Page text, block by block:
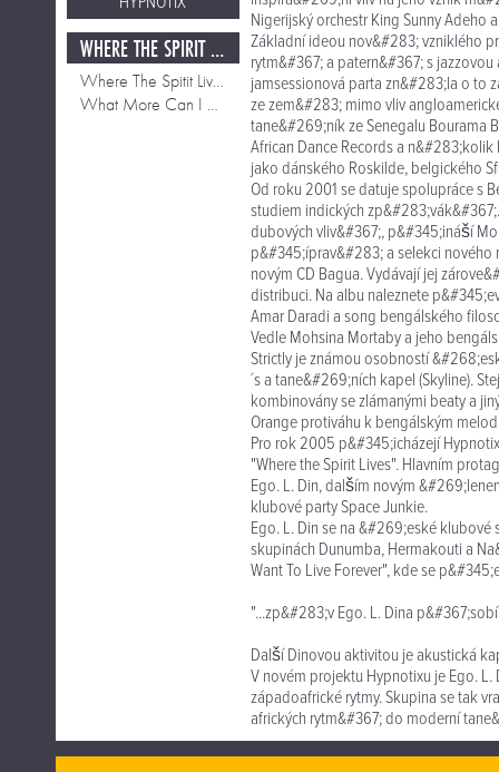
WHERE THE SPIRIT LIVES
Where The Spitit Lives
What More Can I Say
Nigerijský orchestr King Sunny Adeho
Základní ideou nov&#283; vzniklého
rytm&#367; a patern&#367; s
jamsessionová parta zn&#283;la o to
ze zem&#283; mimo vliv
tane&#269;ník ze Senegalu Bourama
African Dance Records a
jako dánského Roskilde, belgického
Od roku 2001 se datuje spolupráce s
studiem indických
dubových vliv&#367;, p&#345;ináší
p&#345;íprav&#283; a selekci
novým CD Bagua. Vydávají jej
distribuci. Na albu naleznete
Amar Daradi a song bengálského
Vedle Mohsina Mortaby a jeho
Strictly je známou osobností
´s a tane&#269;ních kapel (Skyline).
kombinovány se zlámanými beaty a
Orange protiváhu k bengálským
Pro rok 2005 p&#345;icházejí
"Where the Spirit Lives". Hlavním
Ego. L. Din, dalším novým
klubové party Space Junkie.
Ego. L. Din se na &#269;eské
skupinách Dunumba, Hermakouti a
Want To Live Forever", kde se
"...zp&#283;v Ego. L. Dina
Další Dinovou aktivitou je akustická
V novém projektu Hypnotixu je Ego.
západoafrické rytmy. Skupina se tak
afrických rytm&#367; do moderní